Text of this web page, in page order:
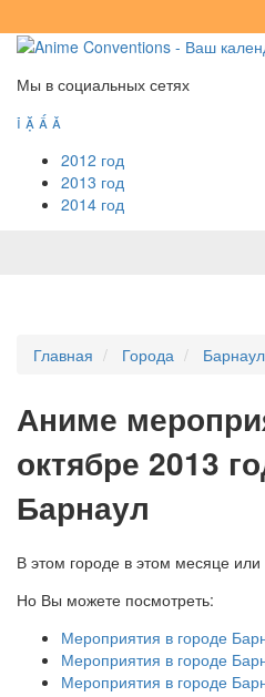
Мы в социальных сетях
   
2012 год
2013 год
2014 год
Главная Города Барнаул
Аниме
октябре 2013
Барнаул
В этом городе в этом месяце
Но Вы можете посмотреть:
Мероприятия в городе
Мероприятия в городе
Мероприятия в городе